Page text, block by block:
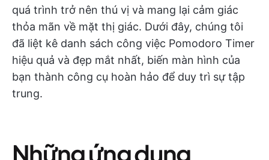
quá trình trở nên thú vị và mang lại cảm giác
thỏa mãn về mặt thị giác. Dưới đây, chúng tôi
đã liệt kê danh sách công việc Pomodoro Timer
hiệu quả và đẹp mắt nhất, biến màn hình của
bạn thành công cụ hoàn hảo để duy trì sự tập
trung.
Những ứng dụng